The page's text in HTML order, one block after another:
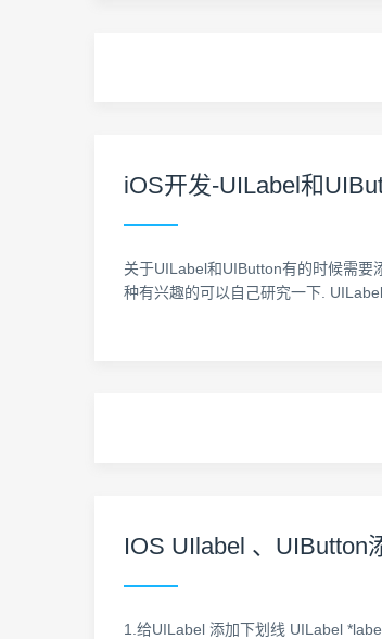
iOS开发-UILabel和
关于UILabel和UIButton有的时候需
种有兴趣的可以自己研究一下.
IOS UIlabel 、UIButton
1.给UILabel 添加下划线 UILabel